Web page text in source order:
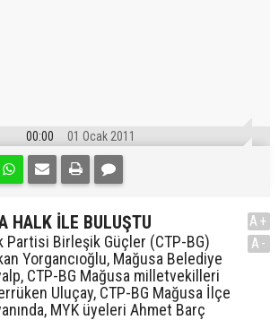
00:00 01 Ocak 2011
HALK İLE BULUŞTU
Partisi Birleşik Güçler (CTP-BG)
Yorgancıoğlu, Mağusa Belediye
CTP-BG Mağusa milletvekilleri
Uluçay, CTP-BG Mağusa İlçe
MYK üyeleri Ahmet Barç
A+
A-